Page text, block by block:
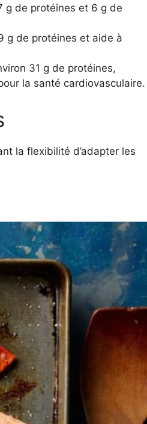
g de protéines et 6 g de
g de protéines et aide à
31 g de protéines,
la santé cardiovasculaire.
la flexibilité d’adapter les